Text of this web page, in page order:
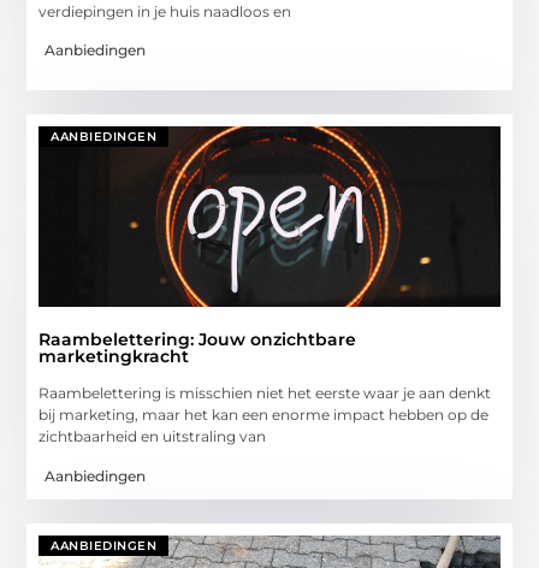
verdiepingen in je huis naadloos en
Aanbiedingen
AANBIEDINGEN
Raambelettering: Jouw onzichtbare
marketingkracht
Raambelettering is misschien niet het eerste waar je aan denkt
bij marketing, maar het kan een enorme impact hebben op de
zichtbaarheid en uitstraling van
Aanbiedingen
AANBIEDINGEN